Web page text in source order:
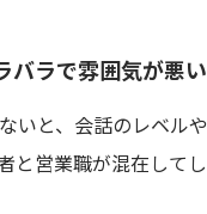
ラで雰囲気が悪
いと、会話のレベル
と営業職が混在して